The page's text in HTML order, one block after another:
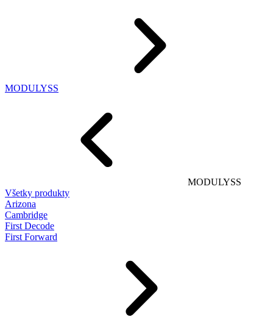
MODULYSS
MODULYSS
Všetky produkty
Arizona
Cambridge
First Decode
First Forward